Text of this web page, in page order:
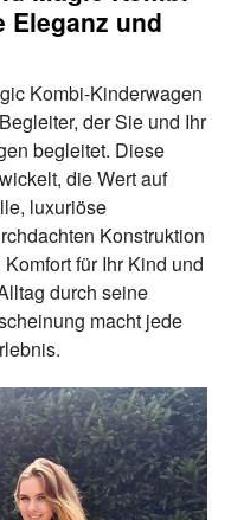
Eleganz und
Kombi-Kinderwagen
der Sie und Ihr
begleitet. Diese
die Wert auf
luxuriöse
Konstruktion
für Ihr Kind und
durch seine
macht jede